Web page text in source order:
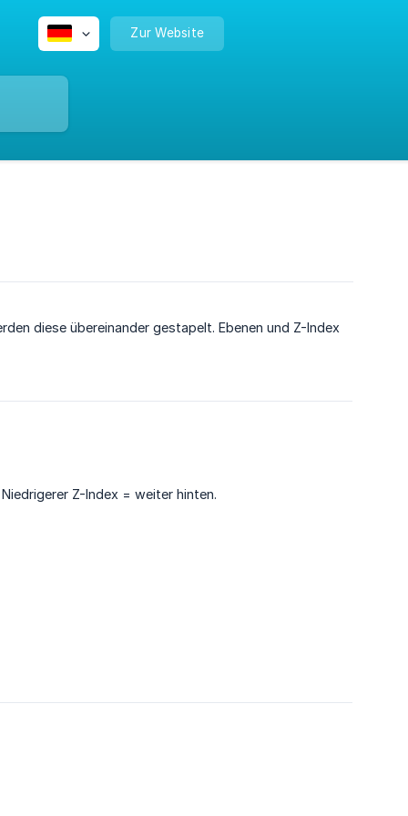
Zur Website
diese übereinander gestapelt. Ebenen und Z-Index
Z-Index = weiter hinten.